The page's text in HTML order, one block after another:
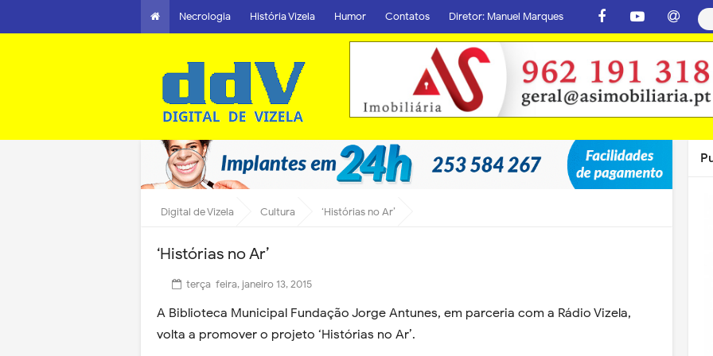
Necrologia História Vizela Humor Contatos Diretor: Manuel Marques
Digital de Vizela Cultura ‘Histórias no Ar’
‘Histórias no Ar’
terça-feira, janeiro 13, 2015
A Biblioteca Municipal Fundação Jorge Antunes, em parceria com a Rádio Vizela,
volta a promover o projeto ‘Histórias no Ar’.